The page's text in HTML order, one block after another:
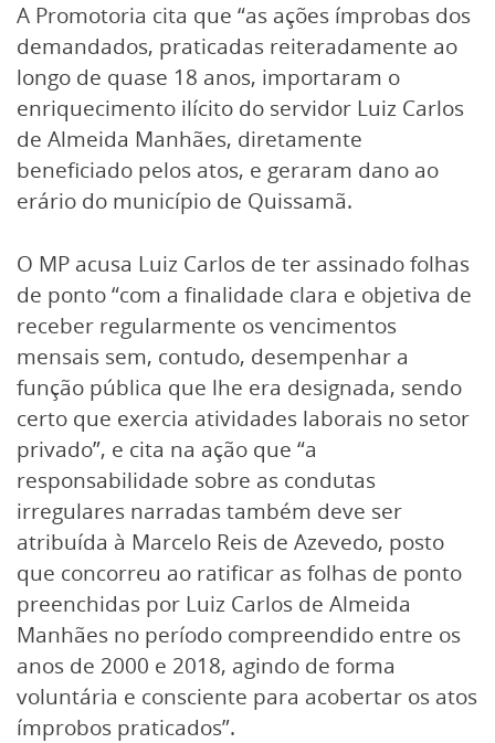
A Promotoria cita que “as ações ímprobas dos
demandados, praticadas reiteradamente ao
longo de quase 18 anos, importaram o
enriquecimento ilícito do servidor Luiz Carlos
de Almeida Manhães, diretamente
beneficiado pelos atos, e geraram dano ao
erário do município de Quissamã.
O MP acusa Luiz Carlos de ter assinado folhas
de ponto “com a finalidade clara e objetiva de
receber regularmente os vencimentos
mensais sem, contudo, desempenhar a
função pública que lhe era designada, sendo
certo que exercia atividades laborais no setor
privado”, e cita na ação que “a
responsabilidade sobre as condutas
irregulares narradas também deve ser
atribuída à Marcelo Reis de Azevedo, posto
que concorreu ao ratificar as folhas de ponto
preenchidas por Luiz Carlos de Almeida
Manhães no período compreendido entre os
anos de 2000 e 2018, agindo de forma
voluntária e consciente para acobertar os atos
ímprobos praticados”.